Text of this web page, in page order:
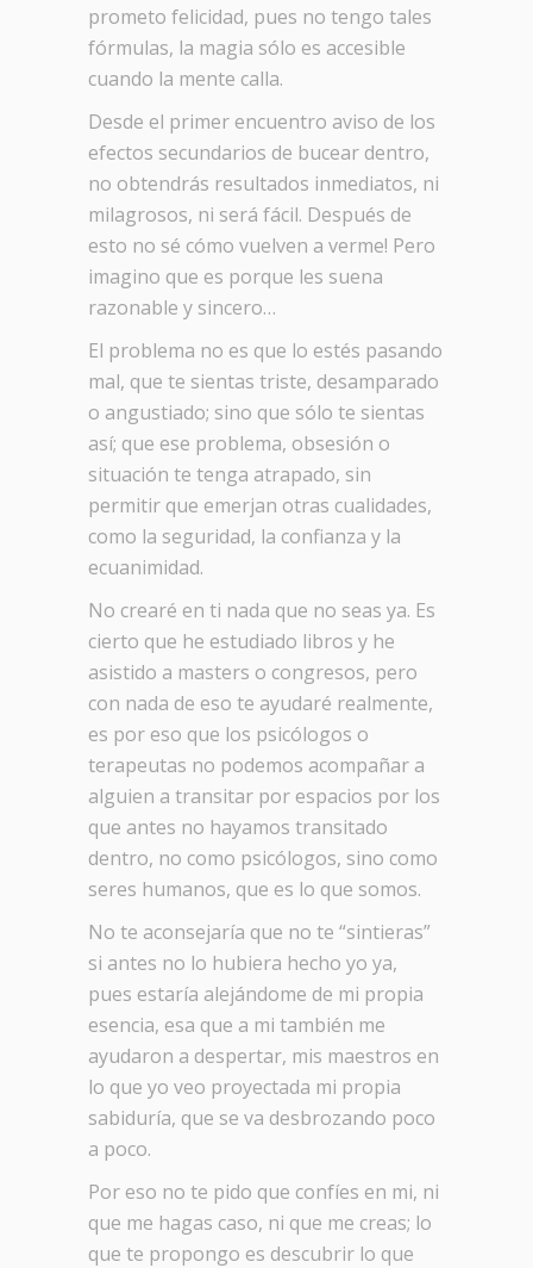
prometo felicidad, pues no tengo tales
fórmulas, la magia sólo es accesible
cuando la mente calla.
Desde el primer encuentro aviso de los
efectos secundarios de bucear dentro,
no obtendrás resultados inmediatos, ni
milagrosos, ni será fácil. Después de
esto no sé cómo vuelven a verme! Pero
imagino que es porque les suena
razonable y sincero…
El problema no es que lo estés pasando
mal, que te sientas triste, desamparado
o angustiado; sino que sólo te sientas
así; que ese problema, obsesión o
situación te tenga atrapado, sin
permitir que emerjan otras cualidades,
como la seguridad, la confianza y la
ecuanimidad.
No crearé en ti nada que no seas ya. Es
cierto que he estudiado libros y he
asistido a masters o congresos, pero
con nada de eso te ayudaré realmente,
es por eso que los psicólogos o
terapeutas no podemos acompañar a
alguien a transitar por espacios por los
que antes no hayamos transitado
dentro, no como psicólogos, sino como
seres humanos, que es lo que somos.
No te aconsejaría que no te “sintieras”
si antes no lo hubiera hecho yo ya,
pues estaría alejándome de mi propia
esencia, esa que a mi también me
ayudaron a despertar, mis maestros en
lo que yo veo proyectada mi propia
sabiduría, que se va desbrozando poco
a poco.
Por eso no te pido que confíes en mi, ni
que me hagas caso, ni que me creas; lo
que te propongo es descubrir lo que